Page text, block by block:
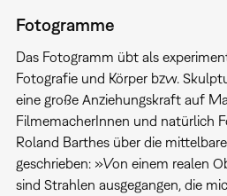
Fotogramme
Das Fotogramm übt als
Fotografie und Körper bzw.
eine große Anziehungskraft auf
FilmemacherInnen und natürlich
Roland Barthes über die
geschrieben: »Von einem realen
sind Strahlen ausgegangen, die